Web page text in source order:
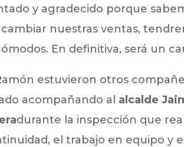
y agradecido porque
nuestras ventas,
En definitiva, será un
estuvieron otros
acompañando al alcalde
durante la inspección que
el trabajo en equipo y